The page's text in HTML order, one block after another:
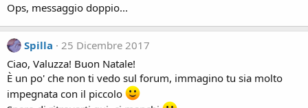
Ops, messaggio doppio...
Spilla
25 Dicembre 2017
Ciao, Valuzza! Buon Natale!
È un po' che non ti vedo sul forum, immagino tu sia molto
impegnata con il piccolo